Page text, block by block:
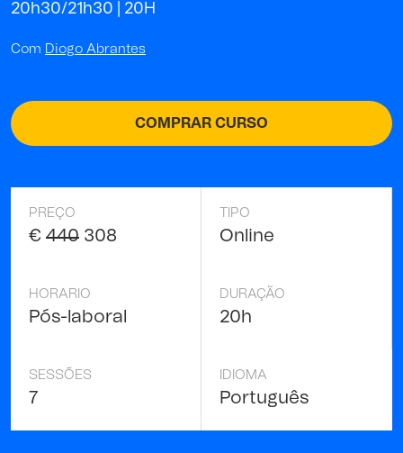
20h30/21h30 | 20H
Com Diogo Abrantes
COMPRAR CURSO
PREÇO
€ 440 308
TIPO
Online
HORARIO
Pós-laboral
DURAÇÃO
20h
SESSÕES
7
IDIOMA
Português